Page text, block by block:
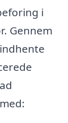
i
Gennem